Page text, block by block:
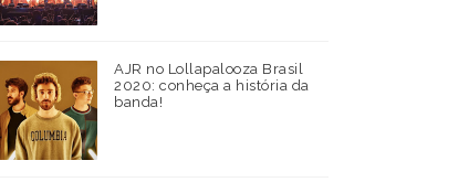
AJR no Lollapalooza Brasil
2020: conheça a história da
banda!